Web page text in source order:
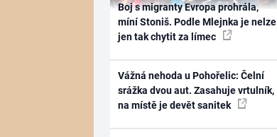
Boj s migranty Evropa prohrála,
míní Stoniš. Podle Mlejnka je nelze
jen tak chytit za límec
Vážná nehoda u Pohořelic: Čelní
srážka dvou aut. Zasahuje vrtulník,
na místě je devět sanitek